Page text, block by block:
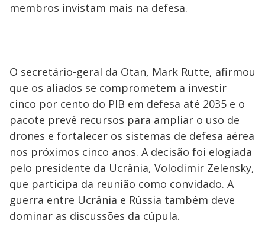
membros invistam mais na defesa.
O secretário-geral da Otan, Mark Rutte, afirmou
que os aliados se comprometem a investir
cinco por cento do PIB em defesa até 2035 e o
pacote prevê recursos para ampliar o uso de
drones e fortalecer os sistemas de defesa aérea
nos próximos cinco anos. A decisão foi elogiada
pelo presidente da Ucrânia, Volodimir Zelensky,
que participa da reunião como convidado. A
guerra entre Ucrânia e Rússia também deve
dominar as discussões da cúpula.